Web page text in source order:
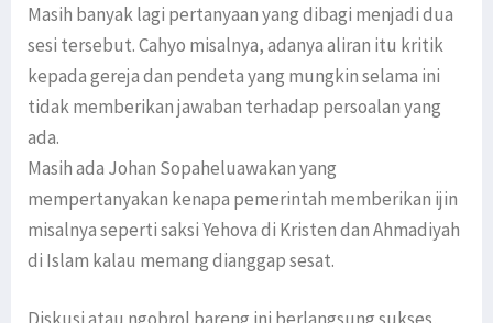
Masih banyak lagi pertanyaan yang dibagi menjadi dua
sesi tersebut. Cahyo misalnya, adanya aliran itu kritik
kepada gereja dan pendeta yang mungkin selama ini
tidak memberikan jawaban terhadap persoalan yang
ada.
Masih ada Johan Sopaheluawakan yang
mempertanyakan kenapa pemerintah memberikan ijin
misalnya seperti saksi Yehova di Kristen dan Ahmadiyah
di Islam kalau memang dianggap sesat.
Diskusi atau ngobrol bareng ini berlangsung sukses,